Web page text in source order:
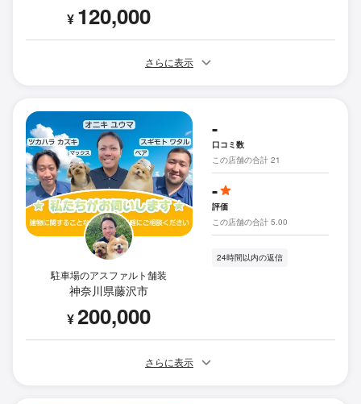
¥ 120,000
さらに表示
駐車場のアスファルト舗装
神奈川県藤沢市
¥200,000
-
口コミ数
この店舗の合計 21
-
評価
この店舗の合計 5.00
24時間以内の返信
さらに表示